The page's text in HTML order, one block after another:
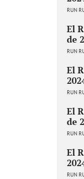
RUN
El
de
RUN
El
RUN
El
de
RUN
El
RUN